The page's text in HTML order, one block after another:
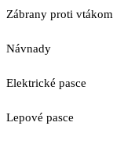
Zábrany proti vtákom
Návnady
Elektrické pasce
Lepové pasce